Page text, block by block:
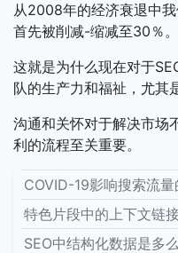
从2008年的经济衰退中
首先被削减-缩减至30％。
这就是为什么现在对于
队的生产力和福祉，尤其
沟通和关怀对于解决市场
利的流程至关重要。
COVID-19影响搜索流
特色片段中的上下文链
SEO中结构化数据是多